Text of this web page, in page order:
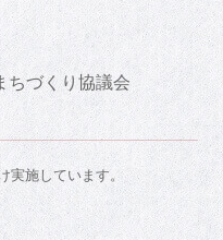
ちづくり協議会
実施しています。